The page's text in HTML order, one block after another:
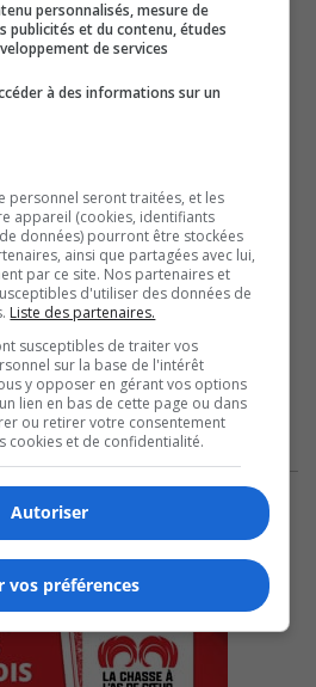
de Candiac est encore
la vie
personnalisés, mesure de
publicités et du contenu, études
de services
à des informations sur un
personnel seront traitées, et les
appareil (cookies, identifiants
données) pourront être stockées
ainsi que partagées avec lui,
par ce site. Nos partenaires et
d'utiliser des données de
Liste des partenaires.
susceptibles de traiter vos
sur la base de l'intérêt
y opposer en gérant vos options
lien en bas de cette page ou dans
ou retirer votre consentement
cookies et de confidentialité.
Autoriser
vos préférences